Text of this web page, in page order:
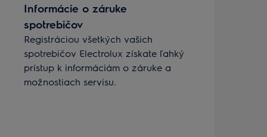
Informácie o záruke
spotrebičov
Registráciou všetkých vašich
spotrebičov Electrolux získate ľahký
prístup k informáciám o záruke a
možnostiach servisu.